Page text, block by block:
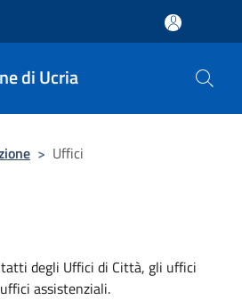
di Ucria
> Uffici
degli Uffici di Città, gli uffici
assistenziali.